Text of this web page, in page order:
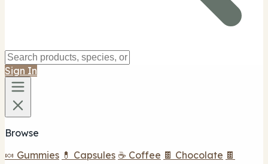
Sign In
Browse
🍬 Gummies 💊 Capsules ☕ Coffee 🍫 Chocolate 🍫